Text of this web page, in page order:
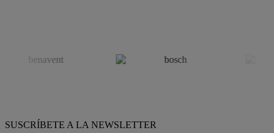
SUSCRÍBETE A LA NEWSLETTER